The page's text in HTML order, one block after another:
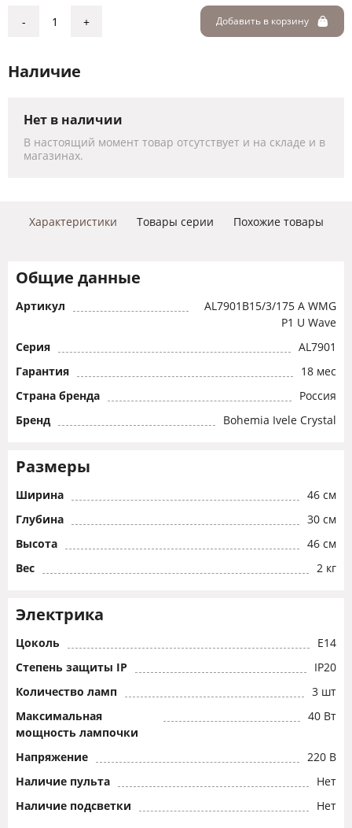
- + Добавить в корзину
Наличие
Нет в наличии
В настоящий момент товар отсутствует и на складе и в
магазинах.
Характеристики Товары серии Похожие товары
Общие данные
Артикул
AL7901B15/3/175 A WMG
P1 U Wave
Серия
AL7901
Гарантия
18 мес
Страна бренда
Россия
Бренд
Bohemia Ivele Crystal
Размеры
Ширина
46 см
Глубина
30 см
Высота
46 см
Вес
2 кг
Электрика
Цоколь
E14
Степень защиты IP
IP20
Количество ламп
3 шт
Максимальная
мощность лампочки
40 Вт
Напряжение
220 В
Наличие пульта
Нет
Наличие подсветки
Нет